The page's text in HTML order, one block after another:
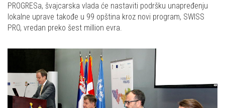
PROGRESa, švajcarska vlada će nastaviti podršku unapređenju
lokalne uprave takođe u 99 opština kroz novi program, SWISS
PRO, vredan preko šest million evra.